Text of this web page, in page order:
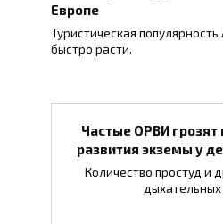
Европе
Туристическая
быстро расти.
Частые ОРВИ грозят
развития экземы у
Количество простуд и
дыхательных